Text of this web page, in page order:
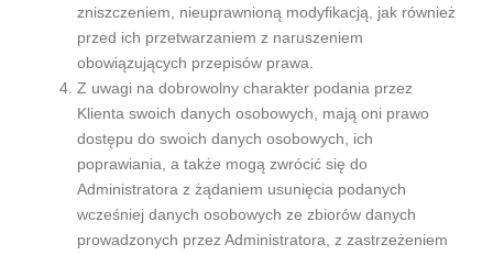
zniszczeniem, nieuprawnioną modyfikacją, jak również
przed ich przetwarzaniem z naruszeniem
obowiązujących przepisów prawa.
Z uwagi na dobrowolny charakter podania przez
Klienta swoich danych osobowych, mają oni prawo
dostępu do swoich danych osobowych, ich
poprawiania, a także mogą zwrócić się do
Administratora z żądaniem usunięcia podanych
wcześniej danych osobowych ze zbiorów danych
prowadzonych przez Administratora, z zastrzeżeniem